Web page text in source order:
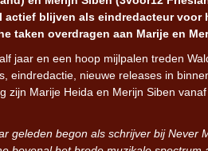
actief blijven als eindredacteur voor
taken overdragen aan Marije en
jaar en een hoop mijlpalen treden
eindredactie, nieuwe releases in
zijn Marije Heida en Merijn Siben
geleden begon als schrijver bij Never